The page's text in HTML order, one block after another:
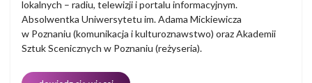
lokalnych – radiu, telewizji i portalu informacyjnym.
Absolwentka Uniwersytetu im. Adama Mickiewicza
w Poznaniu (komunikacja i kulturoznawstwo) oraz Akademii
Sztuk Scenicznych w Poznaniu (reżyseria).